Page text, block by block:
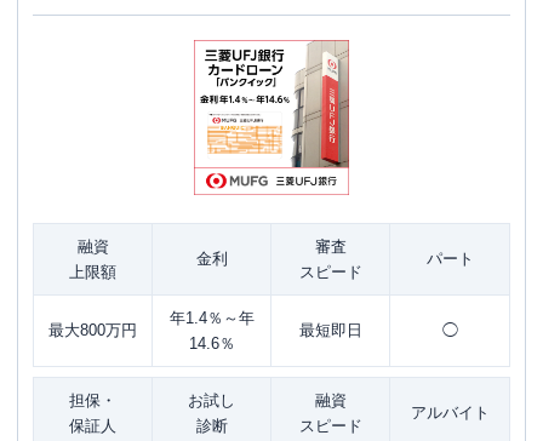
融資
上限額
金利
審査
スピード
パート
最大800万円
年1.4％～年
14.6％
最短即日 ◯
担保・
保証人
お試し
診断
融資
スピード
アルバイト